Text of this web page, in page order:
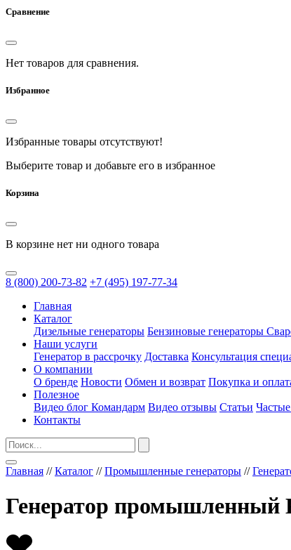
Сравнение
Нет товаров для сравнения.
Избранное
Избранные товары отсутствуют!
Выберите товар и добавьте его в избранное
Корзина
В корзине нет ни одного товара
8 (800) 200-73-82 +7 (495) 197-77-34
Главная
Каталог
Дизельные генераторы Бензиновые генераторы
Наши услуги
Генератор в рассрочку Доставка Консультация
О компании
О бренде Новости Обмен и возврат Покупка и
Полезное
Видео блог Командарм Видео отзывы Статьи
Контакты
Главная //Каталог //Промышленные генераторы //
Генератор промышленный